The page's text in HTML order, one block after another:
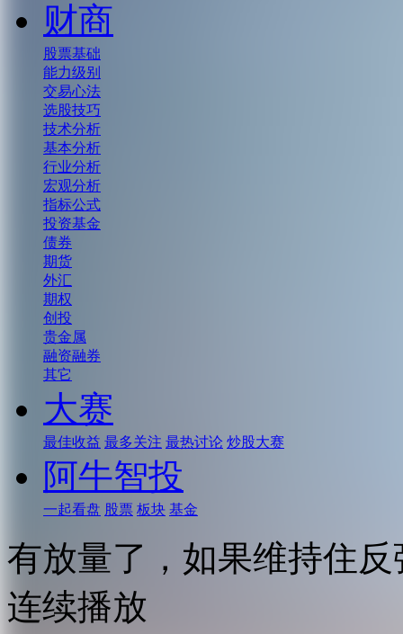
财商
股票基础
能力级别
交易心法
选股技巧
技术分析
基本分析
行业分析
宏观分析
指标公式
投资基金
债券
期货
外汇
期权
创投
贵金属
融资融券
其它
大赛
最佳收益 最多关注 最热讨论 炒股大赛
阿牛智投
一起看盘 股票 板块 基金
有放量了，如果维持住
连续播放